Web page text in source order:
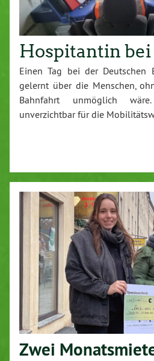
Hospitantin bei
Einen Tag bei der
gelernt über die Menschen,
Bahnfahrt unmöglich
unverzichtbar für die
Zwei